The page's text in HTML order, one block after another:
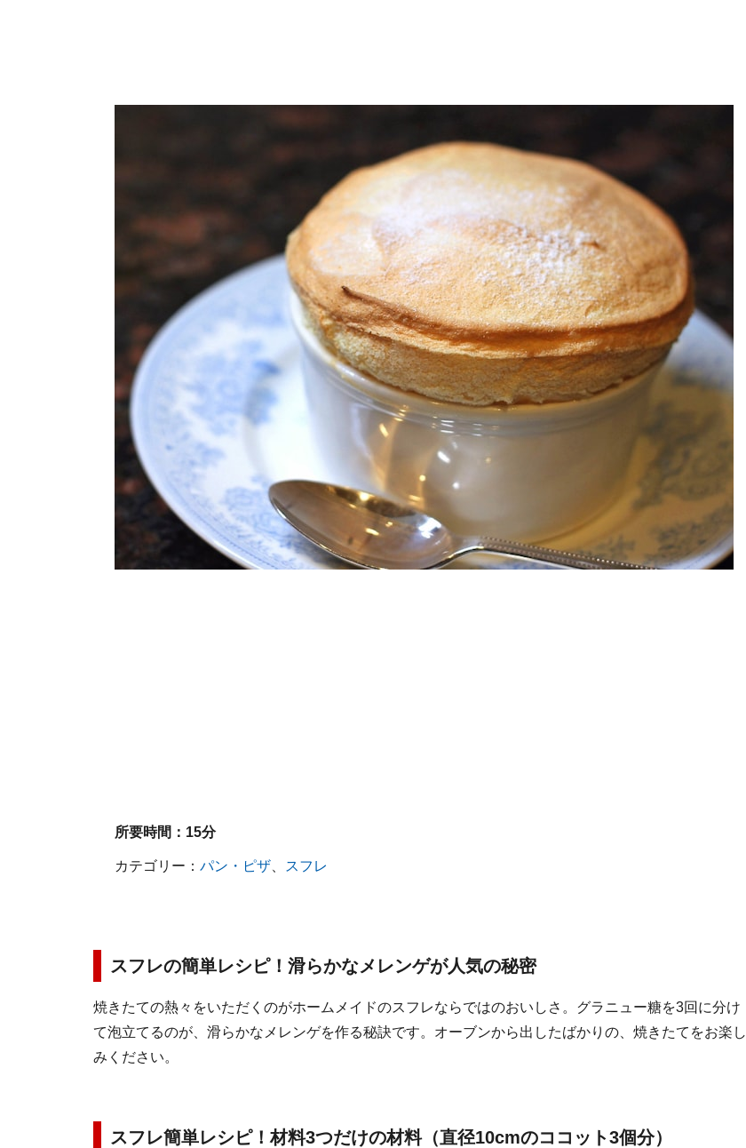
所要時間： 15分
カテゴリー： パン・ピザ、 スフレ
スフレの簡単レシピ！滑らかなメレンゲが人気の秘密
焼きたての熱々をいただくのがホームメイドのスフレならではのおいしさ。グラニュー糖を3回に分け
て泡立てるのが、滑らかなメレンゲを作る秘訣です。オーブンから出したばかりの、焼きたてをお楽し
みください。
スフレ簡単レシピ！材料3つだけの材料（直径10cmのココット3個分）